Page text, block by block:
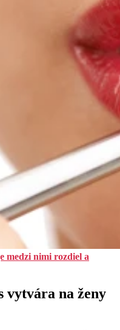
medzi nimi rozdiel a
vytvára na ženy